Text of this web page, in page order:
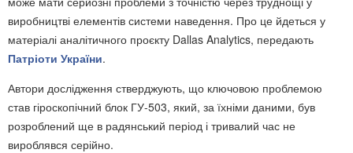
виробництві елементів системи наведення. Про це йдеться у
матеріалі аналітичного проєкту Dallas Analytics, передають
Патріоти України.
Автори дослідження стверджують, що ключовою проблемою
став гіроскопічний блок ГУ-503, який, за їхніми даними, був
розроблений ще в радянський період і тривалий час не
вироблявся серійно.